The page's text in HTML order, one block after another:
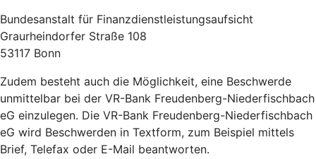
Bundesanstalt für Finanzdienstleistungsaufsicht
Graurheindorfer Straße 108
53117 Bonn
Zudem besteht auch die Möglichkeit, eine Beschwerde
unmittelbar bei der VR-Bank Freudenberg-Niederfischbach
eG einzulegen. Die VR-Bank Freudenberg-Niederfischbach
eG wird Beschwerden in Textform, zum Beispiel mittels
Brief, Telefax oder E-Mail beantworten.